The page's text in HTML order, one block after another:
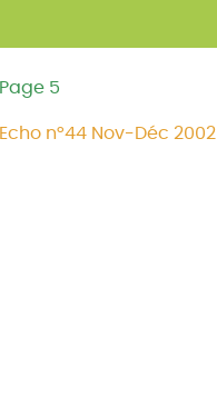
Page 5
Echo n°44 Nov-Déc 2002